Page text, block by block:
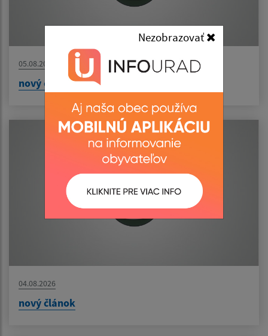
Nezobrazovať
05.08.2026
nový článok
04.08.2026
nový článok